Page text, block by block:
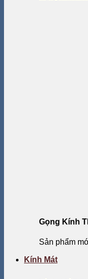
Gọng Kính
Sản phẩm
Kính Mát